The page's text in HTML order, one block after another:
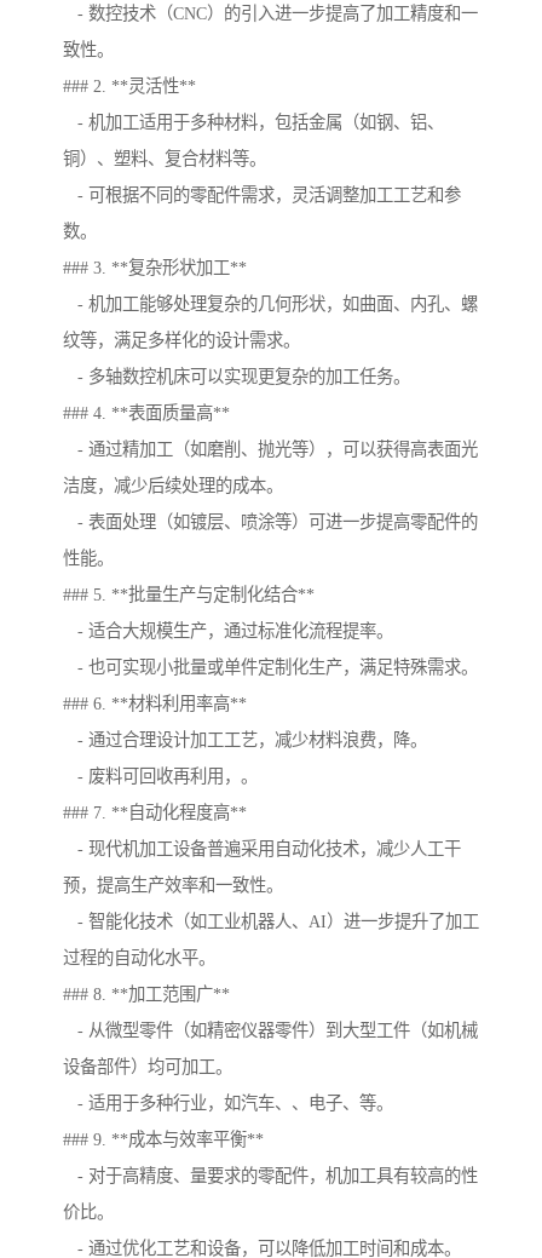
- 数控技术（CNC）的引入进一步提高了加工精度和一
致性。
### 2. **灵活性**
- 机加工适用于多种材料，包括金属（如钢、铝、
铜）、塑料、复合材料等。
- 可根据不同的零配件需求，灵活调整加工工艺和参
数。
### 3. **复杂形状加工**
- 机加工能够处理复杂的几何形状，如曲面、内孔、螺
纹等，满足多样化的设计需求。
- 多轴数控机床可以实现更复杂的加工任务。
### 4. **表面质量高**
- 通过精加工（如磨削、抛光等），可以获得高表面光
洁度，减少后续处理的成本。
- 表面处理（如镀层、喷涂等）可进一步提高零配件的
性能。
### 5. **批量生产与定制化结合**
- 适合大规模生产，通过标准化流程提率。
- 也可实现小批量或单件定制化生产，满足特殊需求。
### 6. **材料利用率高**
- 通过合理设计加工工艺，减少材料浪费，降。
- 废料可回收再利用，。
### 7. **自动化程度高**
- 现代机加工设备普遍采用自动化技术，减少人工干
预，提高生产效率和一致性。
- 智能化技术（如工业机器人、AI）进一步提升了加工
过程的自动化水平。
### 8. **加工范围广**
- 从微型零件（如精密仪器零件）到大型工件（如机械
设备部件）均可加工。
- 适用于多种行业，如汽车、、电子、等。
### 9. **成本与效率平衡**
- 对于高精度、量要求的零配件，机加工具有较高的性
价比。
- 通过优化工艺和设备，可以降低加工时间和成本。